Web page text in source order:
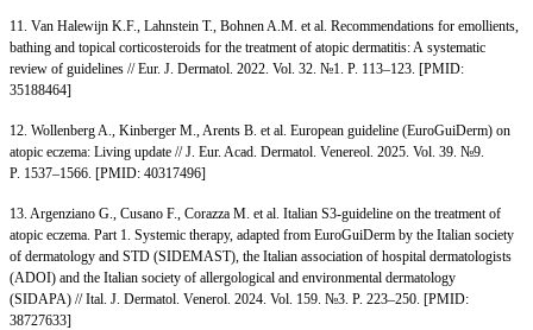
11. Van Halewijn K.F., Lahnstein T., Bohnen A.M. et al. Recommendations for emollients,
bathing and topical corticosteroids for the treatment of atopic dermatitis: A systematic
review of guidelines // Eur. J. Dermatol. 2022. Vol. 32. №1. P. 113–123. [PMID:
35188464]
12. Wollenberg A., Kinberger M., Arents B. et al. European guideline (EuroGuiDerm) on
atopic eczema: Living update // J. Eur. Acad. Dermatol. Venereol. 2025. Vol. 39. №9.
P. 1537–1566. [PMID: 40317496]
13. Argenziano G., Cusano F., Corazza M. et al. Italian S3-guideline on the treatment of
atopic eczema. Part 1. Systemic therapy, adapted from EuroGuiDerm by the Italian society
of dermatology and STD (SIDEMAST), the Italian association of hospital dermatologists
(ADOI) and the Italian society of allergological and environmental dermatology
(SIDAPA) // Ital. J. Dermatol. Venerol. 2024. Vol. 159. №3. P. 223–250. [PMID:
38727633]